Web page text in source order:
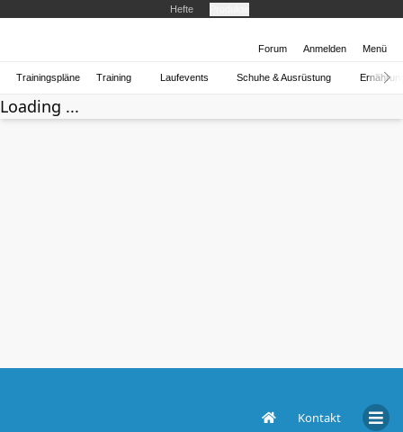
Hefte
Forum Anmelden Menü
Trainingspläne Training Laufevents Schuhe & Ausrüstung
Loading ...
Kontakt